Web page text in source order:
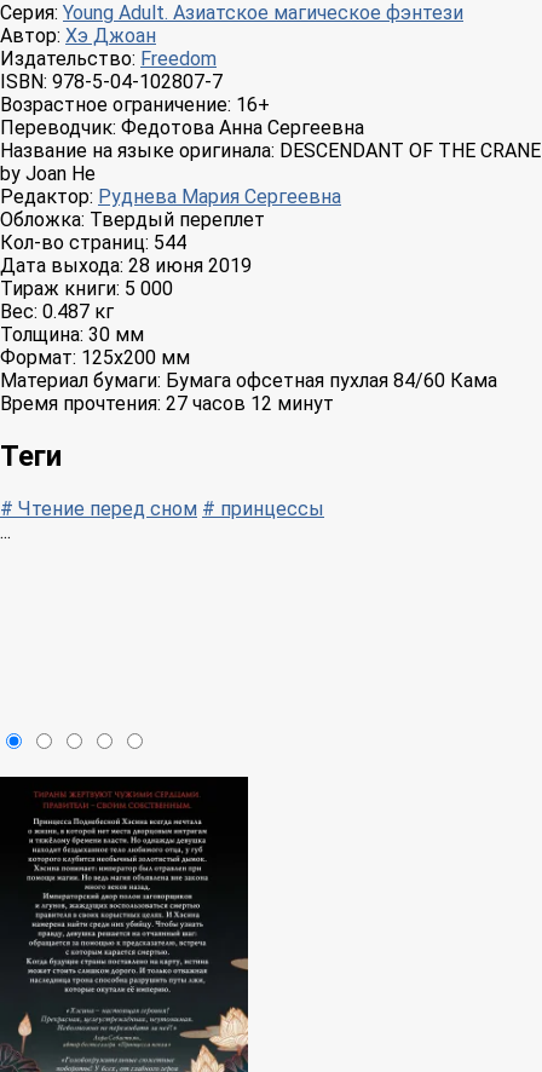
Серия: Young Adult. Азиатское магическое фэнтези
Автор: Хэ Джоан
Издательство: Freedom
ISBN: 978-5-04-102807-7
Возрастное ограничение: 16+
Переводчик: Федотова Анна Сергеевна
Название на языке оригинала: DESCENDANT OF THE CRANE
by Joan He
Редактор: Руднева Мария Сергеевна
Обложка: Твердый переплет
Кол-во страниц: 544
Дата выхода: 28 июня 2019
Тираж книги: 5 000
Вес: 0.487 кг
Толщина: 30 мм
Формат: 125x200 мм
Материал бумаги: Бумага офсетная пухлая 84/60 Кама
Время прочтения: 27 часов 12 минут
Теги
# Чтение перед сном # принцессы
...